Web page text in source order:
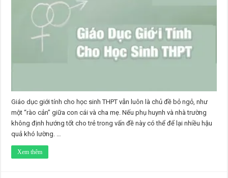
Giáo dục giới tính cho học sinh THPT vẫn luôn là chủ đề bỏ ngỏ, như
một “rào cản” giữa con cái và cha mẹ. Nếu phụ huynh và nhà trường
không định hướng tốt cho trẻ trong vấn đề này có thể để lại nhiều hậu
quả khó lường. …
Xem thêm